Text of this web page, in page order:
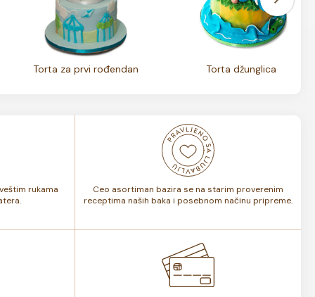
Torta za prvi rođendan Torta džunglica
rukama
Ceo asortiman bazira se na starim proverenim
receptima naših baka i posebnom načinu pripreme.